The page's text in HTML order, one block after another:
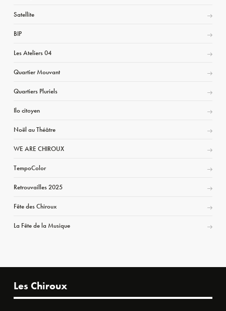
Satellite
BIP
Les Ateliers 04
Quartier Mouvant
Quartiers Pluriels
Ilo citoyen
Noël au Théâtre
WE ARE CHIROUX
TempoColor
Retrouvailles 2025
Fête des Chiroux
La Fête de la Musique
Les Chiroux